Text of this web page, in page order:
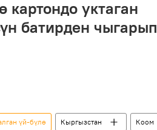
картондо уктаган
батирден чыгарып
үй-бүлө Кыргызстан Коом